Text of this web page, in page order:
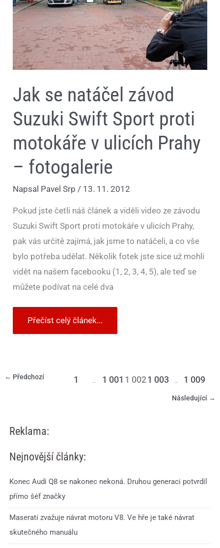
Jak se natáčel závod
Suzuki Swift Sport proti
motokáře v ulicích Prahy
– fotogalerie
Napsal Pavel Srp / 13. 11. 2012
Pokud jste četli náš článek a viděli video ze závodu
Suzuki Swift Sport proti motokáře v ulicích Prahy,
pak vás určitě zajímá, jak jsme to natáčeli, a co vše
bylo potřeba udělat. Několik fotek jste sice už mohli
vidět na našem facebooku (1, 2, 3, 4, 5), ale teď se
můžete podívat na celé dva
závod
Suzuki
Sport
proti
motokáře
v
ulicích
Prahy
fotogalerie
Přečíst celý článek...
← Předchozí 1 … 1 001 1 0021 003 … 1 009
Následující →
Reklama:
Nejnovější články:
Konec Audi Q8 se nakonec nekoná. Druhou generaci potvrdil
přímo šéf značky
Maserati zvažuje návrat motoru V8. Ve hře je také návrat
skutečného manuálu